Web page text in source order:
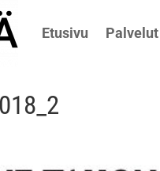
Etusivu Palvelut